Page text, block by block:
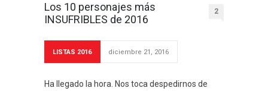
Los 10 personajes más
INSUFRIBLES de 2016
2
LISTAS 2016 diciembre 21, 2016
Ha llegado la hora. Nos toca despedirnos de